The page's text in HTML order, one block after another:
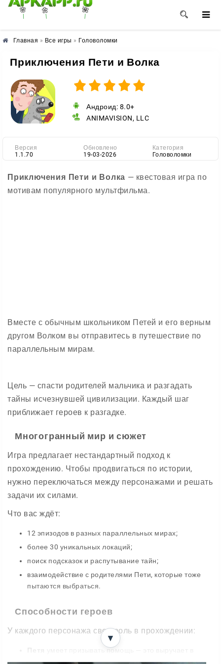
🌸 🌼 🌺
Главная » Все игры » Головоломки
Приключения Пети и Волка
Андроид: 8.0+
ANIMAVISION, LLC
Версия
1.1.70
Обновлено
19-03-2026
Категория
Головоломки
Приключения Пети и Волка — квестовая игра по
мотивам популярного мультфильма.
Вместе с обычным школьником Петей и его верным
другом Волком вы отправитесь в путешествие по
параллельным мирам.
Цель — спасти родителей мальчика и разгадать
тайны исчезнувшей цивилизации. Каждый шаг
приближает героев к разгадке.
Многогранный мир и сюжет
Игра предлагает нестандартный подход к
прохождению. Чтобы продвигаться по истории,
нужно переключаться между персонажами и решать
задачи их силами.
Что вас ждёт:
12 эпизодов в разных параллельных мирах;
более 30 уникальных локаций;
поиск подсказок и распутывание тайн;
взаимодействие с родителями Пети, которые тоже
пытаются выбраться.
Способности героев
У каждого персонажа своя роль в прохождении:
умеет призывать помощь — это выручает в
мудрёных ребусах;
▼